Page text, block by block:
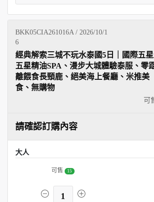
BKK05CIA261016A / 2026/10/1
6
可
經典解索三城不玩水泰國5日｜國際五
五星精油SPA、漫步大城體驗泰服、零
離餵食長頸鹿、絕美海上餐廳、米推美
食、無購物
請確認訂購內容
大人
可售 15
1